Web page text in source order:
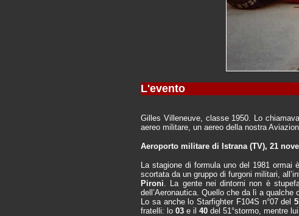
L'evento
Gilles Villeneuve, classe 1950. Lo
aereo militare, un aereo della nostra
Aeroporto militare di Istrana (TV), 21
La stagione di formula uno del 1981 ormai
scortata da un gruppo di furgoni militari,
Pironi. La gente nei dintorni non è
dell’Aeronautica. Quello che da lì a qualche
Lo sa anche lo Starfighter F104S n°07 del
fratelli: lo 03 e il 40 del 51°stormo, mentre